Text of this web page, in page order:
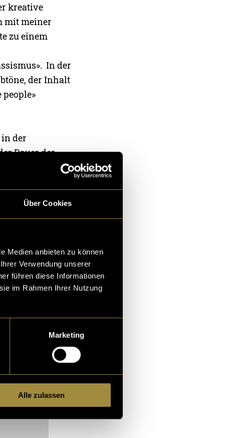
Über Cookies
Medien anbieten zu können
Verwendung unserer
führen diese Informationen
im Rahmen Ihrer Nutzung
Marketing
Alle zulassen
kreative
mit meiner
zu einem
In der
der Inhalt
der
Dauer der
des «Festival
mich
ich «Color
Mit der